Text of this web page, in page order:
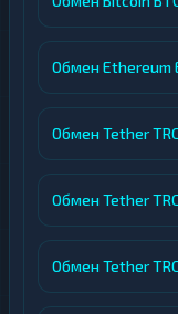
Обмен Ethereum
Обмен Tether
Обмен Tether
Обмен Tether